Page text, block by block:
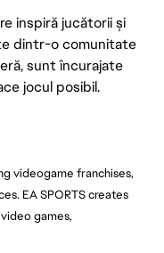
inspiră jucătorii și
dintr-o comunitate
sunt încurajate
jocul posibil.
videogame franchises,
EA SPORTS creates
games,